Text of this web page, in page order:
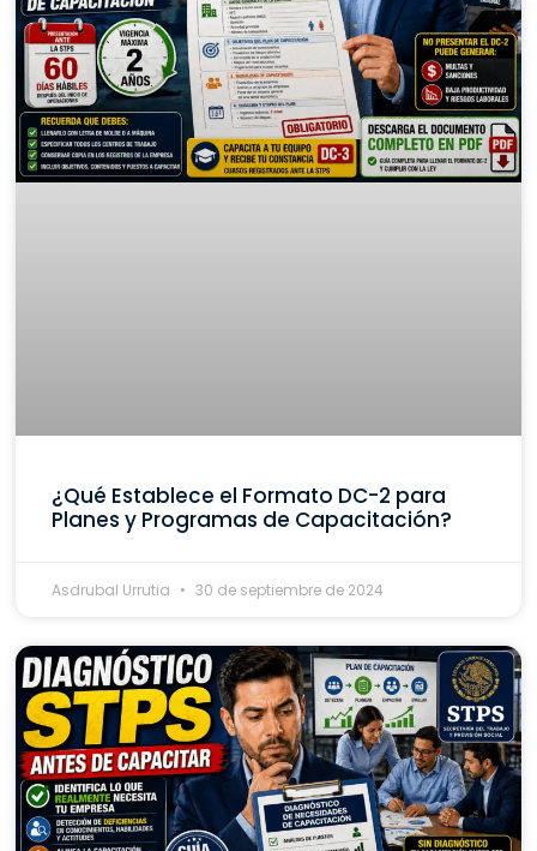
¿Qué Establece el Formato DC-2 para
Planes y Programas de Capacitación?
Asdrubal Urrutia 30 de septiembre de 2024